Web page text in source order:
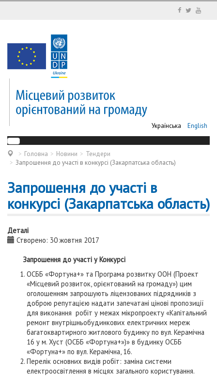
Українська English
Головна Новини
Тендери
Запрошення до участі в конкурсі (Закарпатська область)
Запрошення до участі в
конкурсі (Закарпатська область)
Деталі
Створено: 30 жовтня 2017
Запрошення до участі у Конкурсі
ОСББ «Фортуна+» та Програма розвитку ООН (Проект
«Місцевий розвиток, орієнтований на громаду») цим
оголошенням запрошують ліцензованих підрядників з
доброю репутацією надати запечатані цінові пропозиції
для виконання робіт у межах мікропроекту «Капітальний
ремонт внутрішньобудинкових електричних мереж
багатоквартирного житлового будинку по вул. Керамічна
16 у м. Хуст (ОСББ «Фортуна+»)» в будинку ОСББ
«Фортуна+» по вул. Керамічна, 16.
Перелік основних видів робіт: заміна системи
електроосвітлення в місцях загального користування.